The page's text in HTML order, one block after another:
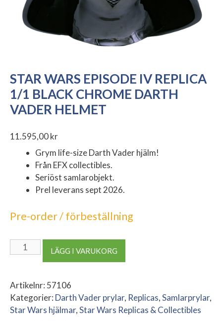
STAR WARS EPISODE IV REPLICA
1/1 BLACK CHROME DARTH
VADER HELMET
11.595,00kr
Grym life-size Darth Vader hjälm!
Från EFX collectibles.
Seriöst samlarobjekt.
Prel leverans sept 2026.
Pre-order / förbeställning
Star
Wars
IV
Replica
1/1
LÄGG I VARUKORG
Artikelnr: 57106
Kategorier: Darth Vader prylar, Replicas,Samlarprylar,
Star Wars hjälmar,Star Wars Replicas & Collectibles